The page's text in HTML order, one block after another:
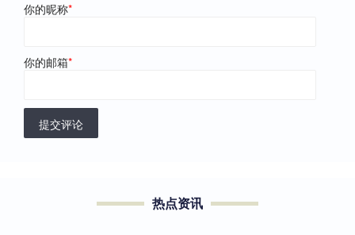
你的昵称*
你的邮箱*
提交评论
热点资讯